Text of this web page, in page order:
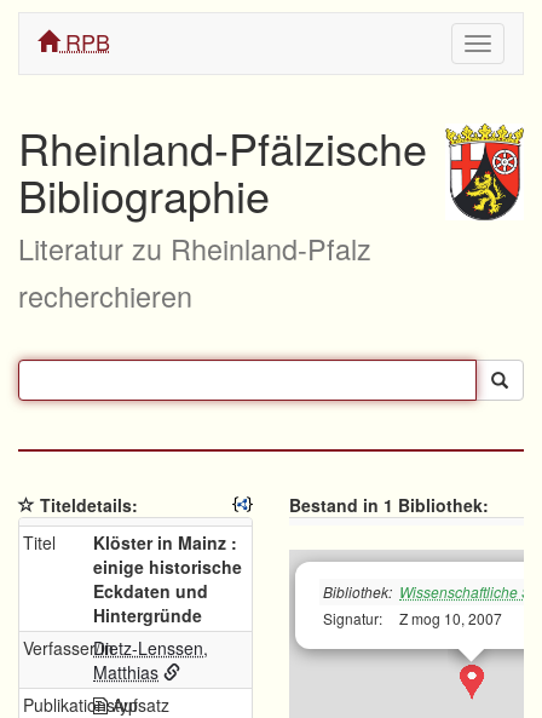
ein/
RPB
Rheinland-Pfälzische
Bibliographie
Literatur zu Rheinland-Pfalz
recherchieren
Titeldetails:
Titel
Klöster in Mainz :
einige historische
Eckdaten und
Hintergründe
Verfasser/inDietz-Lenssen,
Matthias
PublikationstypAufsatz
Bestand in 1 Bibliothek:
Bibliothek: Wissenschaftliche
Signatur:
Z mog 10, 2007